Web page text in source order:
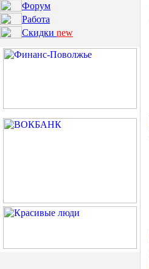
Форум
Работа
Скидки new